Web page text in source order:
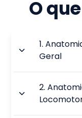
O
1.
Geral
2.